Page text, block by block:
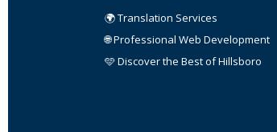
🌍 Translation Services
🌐 Professional Web Development
🩵 Discover the Best of Hillsboro